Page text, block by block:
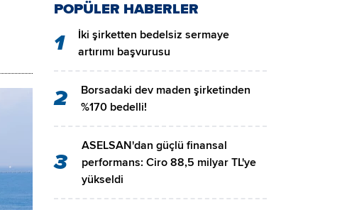
POPÜLER HABERLER
1
İki şirketten bedelsiz sermaye
artırımı başvurusu
2
Borsadaki dev maden şirketinden
%170 bedelli!
3
ASELSAN'dan güçlü finansal
performans: Ciro 88,5 milyar TL'ye
yükseldi